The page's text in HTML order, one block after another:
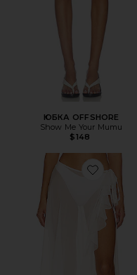
ЮБКА OFFSHORE
Show Me Your Mumu
$148
Favorite